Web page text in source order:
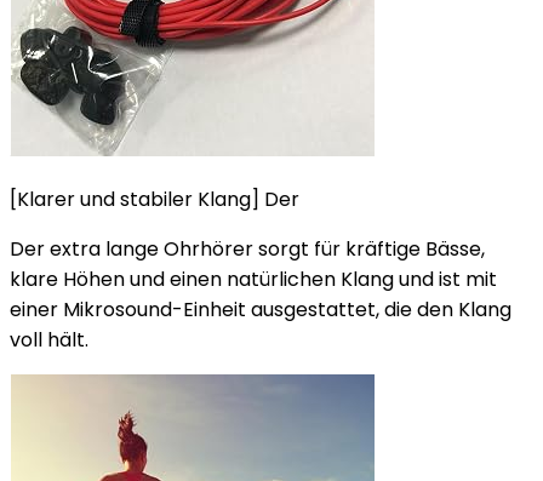
[Klarer und stabiler Klang] Der
Der extra lange Ohrhörer sorgt für kräftige Bässe,
klare Höhen und einen natürlichen Klang und ist mit
einer Mikrosound-Einheit ausgestattet, die den Klang
voll hält.